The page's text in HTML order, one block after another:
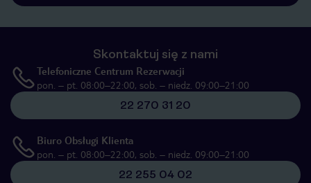
Skontaktuj się z nami
Telefoniczne Centrum Rezerwacji
pon. – pt. 08:00–22:00, sob. – niedz. 09:00–21:00
22 270 31 20
Biuro Obsługi Klienta
pon. – pt. 08:00–22:00, sob. – niedz. 09:00–21:00
22 255 04 02